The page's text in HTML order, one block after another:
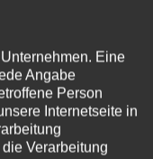
Eine
Angabe
Person
Internetseite in
Verarbeitung